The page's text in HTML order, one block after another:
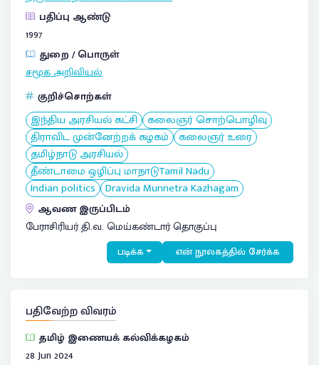
பதிப்பு ஆண்டு
1997
துறை / பொருள்
சமூக அறிவியல்
குறிச்சொற்கள்
இந்திய அரசியல் கட்சி கலைஞர் சொற்பொழிவு
திராவிட முன்னேற்றக் கழகம் கலைஞர் உரை
தமிழ்நாடு அரசியல்
தீண்டாமை ஒழிப்பு மாநாடுTamil Nadu
Indian politics Dravida Munnetra Kazhagam
ஆவண இருப்பிடம்
பேராசிரியர் தி.வ. மெய்கண்டார் தொகுப்பு
படிக்க என் நூலகத்தில் சேர்க்க
பதிவேற்ற விவரம்
தமிழ் இணையக் கல்விக்கழகம்
28 Jun 2024